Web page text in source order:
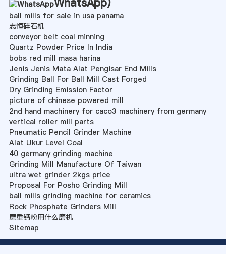
ball mills for sale in usa panama
志恒碎石机
conveyor belt coal minning
Quartz Powder Price In India
bobs red mill masa harina
Jenis Jenis Mata Alat Pengisar End Mills
Grinding Ball For Ball Mill Cast Forged
Dry Grinding Emission Factor
picture of chinese powered mill
2nd hand machinery for caco3 machinery from germany
vertical roller mill parts
Pneumatic Pencil Grinder Machine
Alat Ukur Level Coal
40 germany grinding machine
Grinding Mill Manufacture Of Taiwan
ultra wet grinder 2kgs price
Proposal For Posho Grinding Mill
ball mills grinding machine for ceramics
Rock Phosphate Grinders Mill
磨重钙粉用什么磨机
Sitemap